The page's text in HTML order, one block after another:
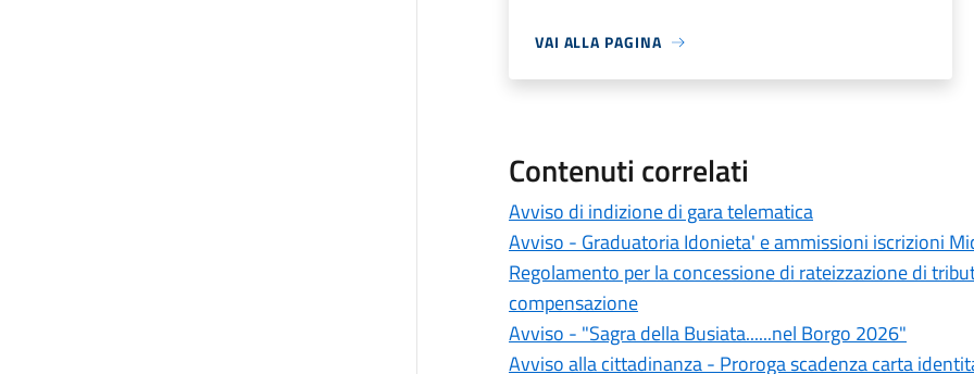
VAI ALLA PAGINA
Contenuti correlati
Avviso di indizione di gara telematica
Avviso - Graduatoria Idonieta' e ammissioni iscrizioni
Regolamento per la concessione di rateizzazione di
compensazione
Avviso - "Sagra della Busiata......nel Borgo 2026"
Avviso alla cittadinanza - Proroga scadenza carta